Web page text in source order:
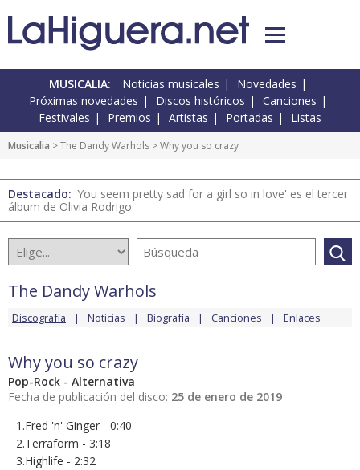
MUSICALIA: Noticias musicales
Novedades
Próximas novedades
Discos históricos
Canciones
Festivales
Premios Artistas Portadas Listas
Musicalia >The Dandy Warhols > Why you so crazy
Destacado: 'You seem pretty sad for a girl so in love' es el tercer
álbum de Olivia Rodrigo
The Dandy Warhols
Discografía Noticias Biografía Canciones Enlaces
Why you so crazy
Pop-Rock - Alternativa
Fecha de publicación del disco: 25 de enero de 2019
1.Fred 'n' Ginger - 0:40
2.Terraform - 3:18
3.Highlife - 2:32